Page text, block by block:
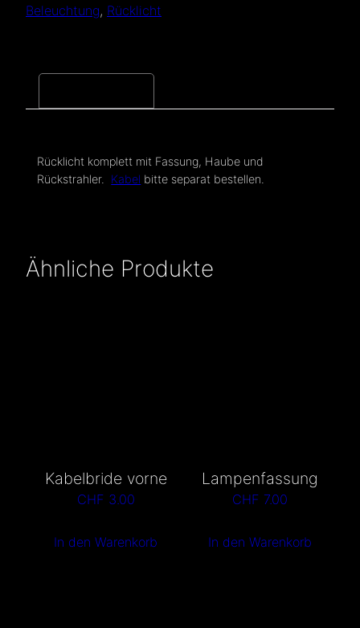
Beleuchtung, Rücklicht
Rücklicht komplett mit Fassung, Haube und
Rückstrahler. Kabel bitte separat bestellen.
Ähnliche Produkte
Kabelbride vorne
CHF 3.00
In den Warenkorb
Lampenfassung
CHF 7.00
In den Warenkorb